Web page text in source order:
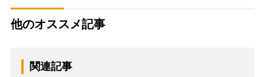
他のオススメ記事
関連記事